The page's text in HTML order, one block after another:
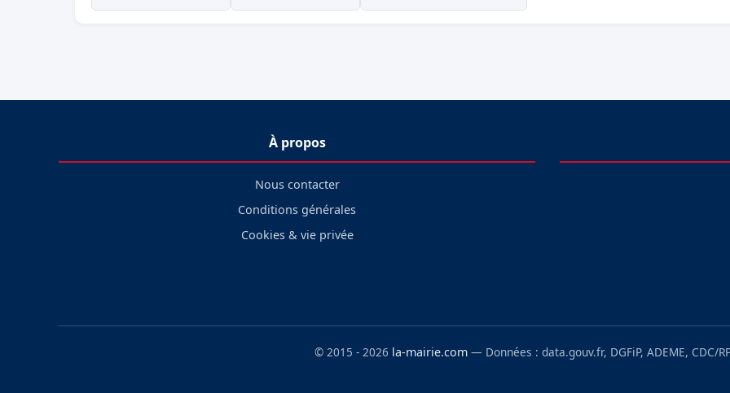
À propos
Nous contacter
Conditions générales
Cookies & vie privée
© 2015 - 2026 la-mairie.com — Données : data.gouv.fr, DGFiP, ADEME, CDC/